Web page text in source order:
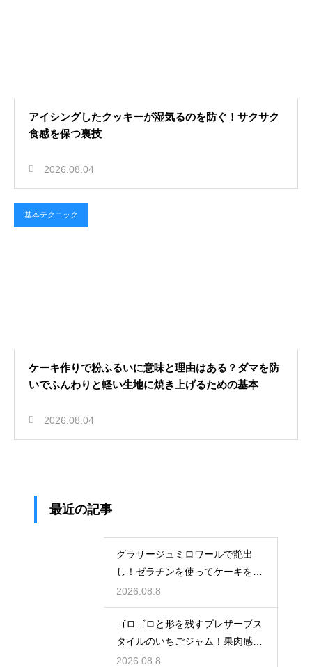
アイシングしたクッキーが湿気るのを防ぐ！サクサク
食感を保つ裏技
2026.08.04
基本テクニック
ケーキ作りで粉ふるいに意味と理由はある？ダマを防
いでふんわりと軽い生地に焼き上げるための基本
2026.08.04
最近の記事
グラサージュミロワールで艶出
し！ゼラチンを使ってケーキを美
しく飾る
2026.08.8
ゴロゴロと形を残すプレザーブス
タイルのいちごジャム！果肉感を
たっぷり楽しむ美味しいレシピ
2026.08.8